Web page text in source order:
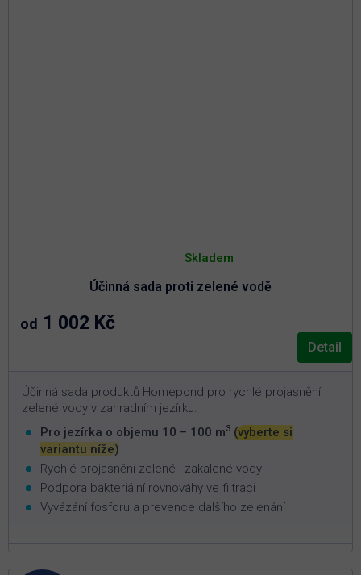
Účinná sada proti zelené vodě
hodnocení
je
5,0
Skladem
od 1 002 Kč
Detail
Účinná sada produktů Homepond pro rychlé projasnění
zelené vody v zahradním jezírku.
Pro jezírka o objemu 10 – 100 m3 (vyberte si
variantu níže)
Rychlé projasnění zelené i zakalené vody
Podpora bakteriální rovnováhy ve filtraci
Vyvázání fosforu a prevence dalšího zelenání